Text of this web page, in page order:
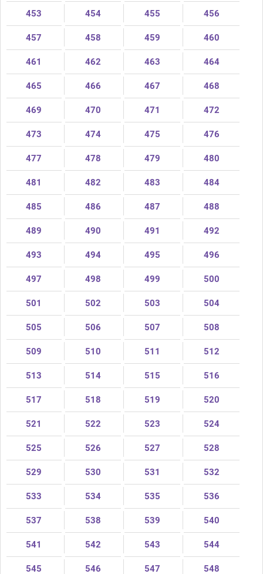
453 454 455 456
457 458 459 460
461 462 463 464
465 466 467 468
469 470 471 472
473 474 475 476
477 478 479 480
481 482 483 484
485 486 487 488
489 490 491 492
493 494 495 496
497 498 499 500
501 502 503 504
505 506 507 508
509 510 511 512
513 514 515 516
517 518 519 520
521 522 523 524
525 526 527 528
529 530 531 532
533 534 535 536
537 538 539 540
541 542 543 544
545 546 547 548